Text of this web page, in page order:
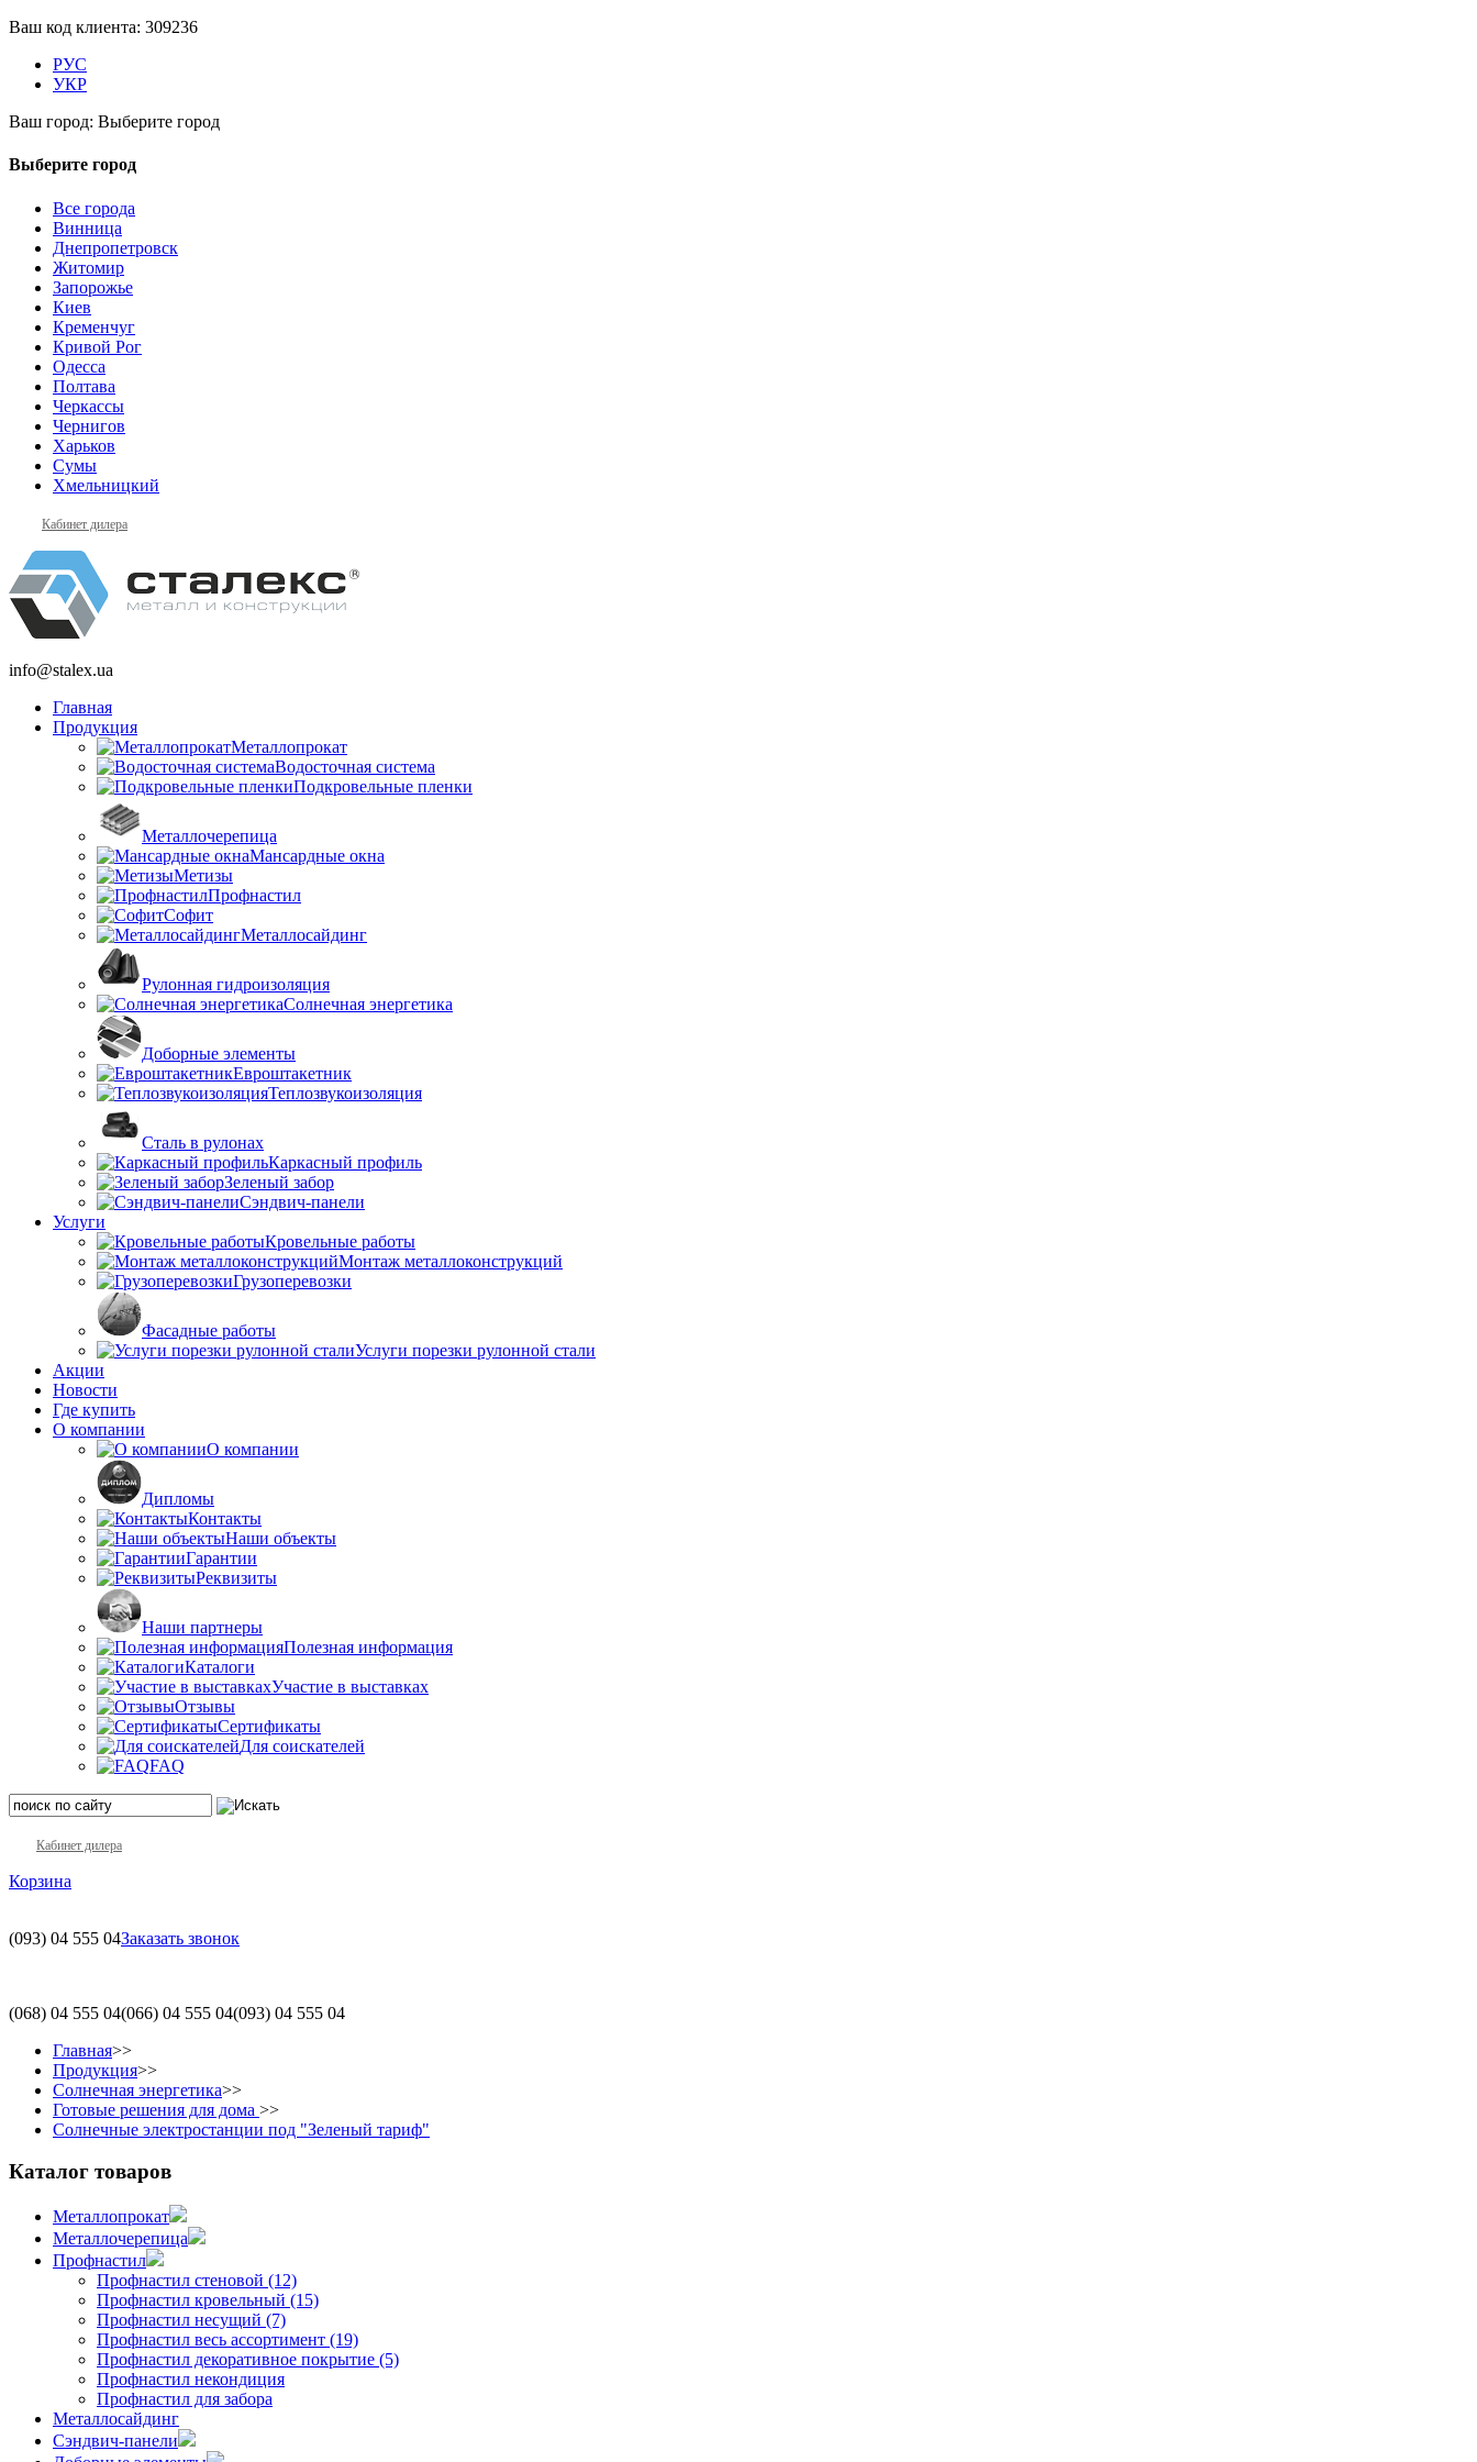
Ваш код клиента: 309236
РУС
УКР
Ваш город: Выберите город
Выберите город
Все города
Винница
Днепропетровск
Житомир
Запорожье
Киев
Кременчуг
Кривой Рог
Одесса
Полтава
Черкассы
Чернигов
Харьков
Сумы
Хмельницкий
Кабинет дилера
info@stalex.ua
Главная
Продукция
Металлопрокат
Водосточная система
Подкровельные пленки
Металлочерепица
Мансардные окна
Метизы
Профнастил
Софит
Металлосайдинг
Рулонная гидроизоляция
Солнечная энергетика
Доборные элементы
Евроштакетник
Теплозвукоизоляция
Сталь в рулонах
Каркасный профиль
Зеленый забор
Сэндвич-панели
Услуги
Кровельные работы
Монтаж металлоконструкций
Грузоперевозки
Фасадные работы
Услуги порезки рулонной стали
Акции
Новости
Где купить
О компании
О компании
Дипломы
Контакты
Наши объекты
Гарантии
Реквизиты
Наши партнеры
Полезная информация
Каталоги
Участие в выставках
Отзывы
Сертификаты
Для соискателей
FAQ
Кабинет дилера
Корзина
(093) 04 555 04Заказать звонок
(068) 04 555 04(066) 04 555 04(093) 04 555 04
Главная>>
Продукция>>
Солнечная энергетика>>
Готовые решения для дома >>
Солнечные электростанции под "Зеленый тариф"
Каталог товаров
Металлопрокат
Металлочерепица
Профнастил
Профнастил стеновой (12)
Профнастил кровельный (15)
Профнастил несущий (7)
Профнастил весь ассортимент (19)
Профнастил декоративное покрытие (5)
Профнастил некондиция
Профнастил для забора
Металлосайдинг
Сэндвич-панели